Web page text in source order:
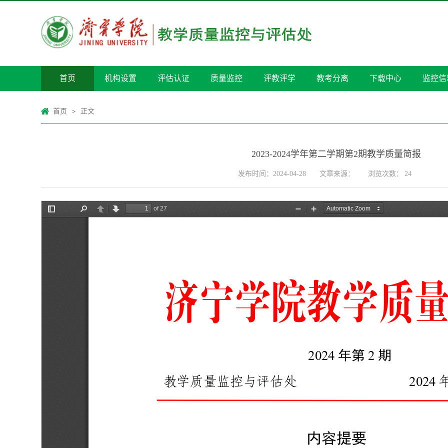
首页 机构设置 评估认证 质量监控 评教评学 教考分离 下载中心 监控
首页 > 正文
2023-2024学年第二学期第2期教学质量简报
发布时间：2024-04-28 文章来源： 浏览次数： 24